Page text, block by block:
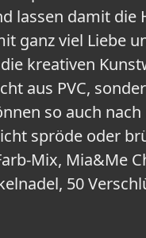
lassen damit die
ganz viel Liebe
kreativen
aus PVC,
so auch
spröde oder
Mix, Mia&Me
50